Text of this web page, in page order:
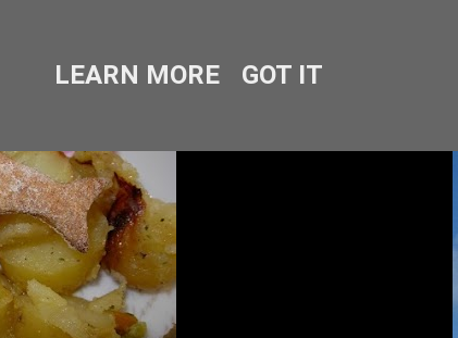
LEARN MORE GOT IT